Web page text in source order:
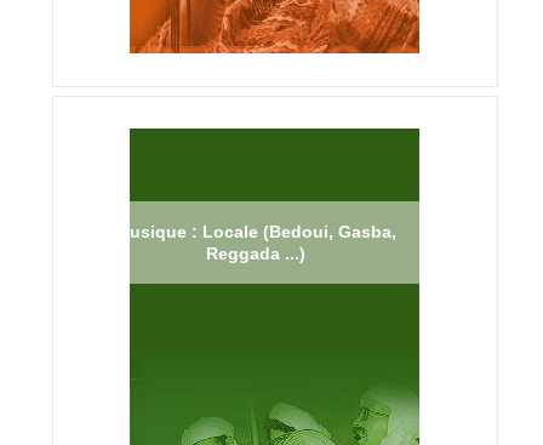
Musique : Locale (Bedoui, Gasba,
Reggada ...)